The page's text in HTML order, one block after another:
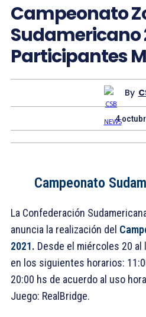
Campeonato
Sudamericano
Participantes
By
4
Campeonato
La Confederación
anuncia la realización del
2021. Desde el miércoles 20
en los siguientes horarios:
20:00 hs de acuerdo al uso
Juego: RealBridge.